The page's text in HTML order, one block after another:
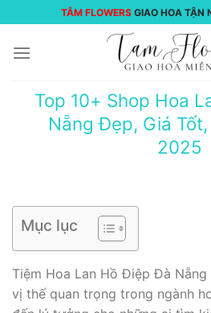
đến
nội
TÂM FLOWERS GIAO HOA TẬN
Top 10+ Shop Hoa
Nẵng Đẹp, Giá
2025
Mục lục
Tiệm Hoa Lan Hồ Điệp Đà
vị thế quan trọng trong ngành